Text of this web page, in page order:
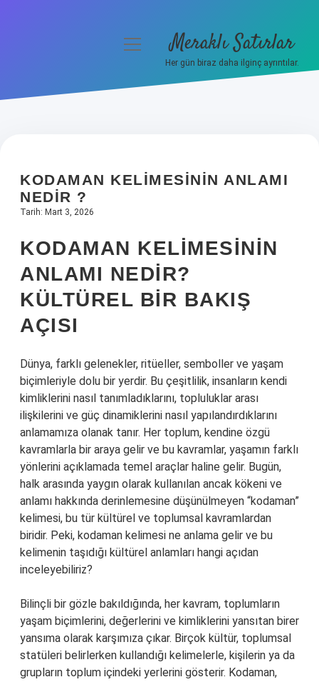
Hakkımızda
menüyü
Meraklı Satırlar
Her gün biraz daha ilginç ayrıntılar.
KODAMAN KELIMESININ ANLAMI
NEDIR ?
Tarih: Mart 3, 2026
KODAMAN KELIMESININ
ANLAMI NEDIR?
KÜLTÜREL BIR BAKIŞ
AÇISI
Dünya, farklı gelenekler, ritüeller, semboller ve yaşam
biçimleriyle dolu bir yerdir. Bu çeşitlilik, insanların kendi
kimliklerini nasıl tanımladıklarını, topluluklar arası
ilişkilerini ve güç dinamiklerini nasıl yapılandırdıklarını
anlamamıza olanak tanır. Her toplum, kendine özgü
kavramlarla bir araya gelir ve bu kavramlar, yaşamın farklı
yönlerini açıklamada temel araçlar haline gelir. Bugün,
halk arasında yaygın olarak kullanılan ancak kökeni ve
anlamı hakkında derinlemesine düşünülmeyen “kodaman”
kelimesi, bu tür kültürel ve toplumsal kavramlardan
biridir. Peki, kodaman kelimesi ne anlama gelir ve bu
kelimenin taşıdığı kültürel anlamları hangi açıdan
inceleyebiliriz?
Bilinçli bir gözle bakıldığında, her kavram, toplumların
yaşam biçimlerini, değerlerini ve kimliklerini yansıtan birer
yansıma olarak karşımıza çıkar. Birçok kültür, toplumsal
statüleri belirlerken kullandığı kelimelerle, kişilerin ya da
grupların toplum içindeki yerlerini gösterir. Kodaman,